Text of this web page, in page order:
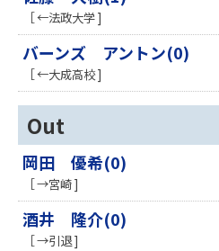
［ ←法政大学 ]
バーンズ アントン(0)
［ ←大成高校 ]
Out
岡田 優希(0)
［ →宮崎 ]
酒井 隆介(0)
［ →引退 ]